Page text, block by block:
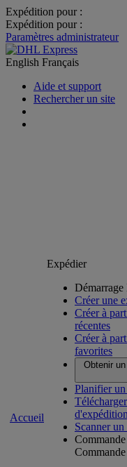
Expédition pour :
Expédition pour :
Paramètres administrateur
English Français
Aide et support
Rechercher un site
Accueil
Expédier
Créer une
Créer à
récentes
Créer à
favorites
Obtenir
Planifier
d'expédition
Scanner